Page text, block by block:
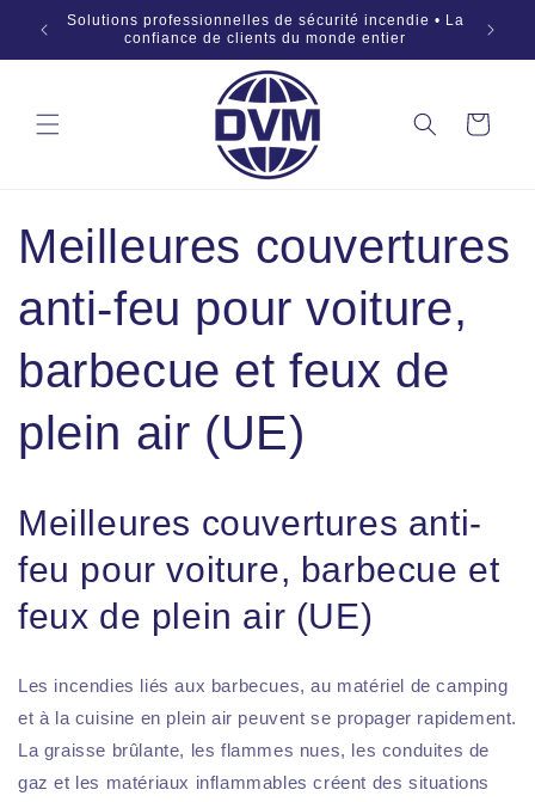
Aller au
contenu
Solutions professionnelles de sécurité incendie • La
confiance de clients du monde entier
Panier
Meilleures couvertures
anti-feu pour voiture,
barbecue et feux de
plein air (UE)
Meilleures couvertures anti-
feu pour voiture, barbecue et
feux de plein air (UE)
Les incendies liés aux barbecues, au matériel de camping
et à la cuisine en plein air peuvent se propager rapidement.
La graisse brûlante, les flammes nues, les conduites de
gaz et les matériaux inflammables créent des situations